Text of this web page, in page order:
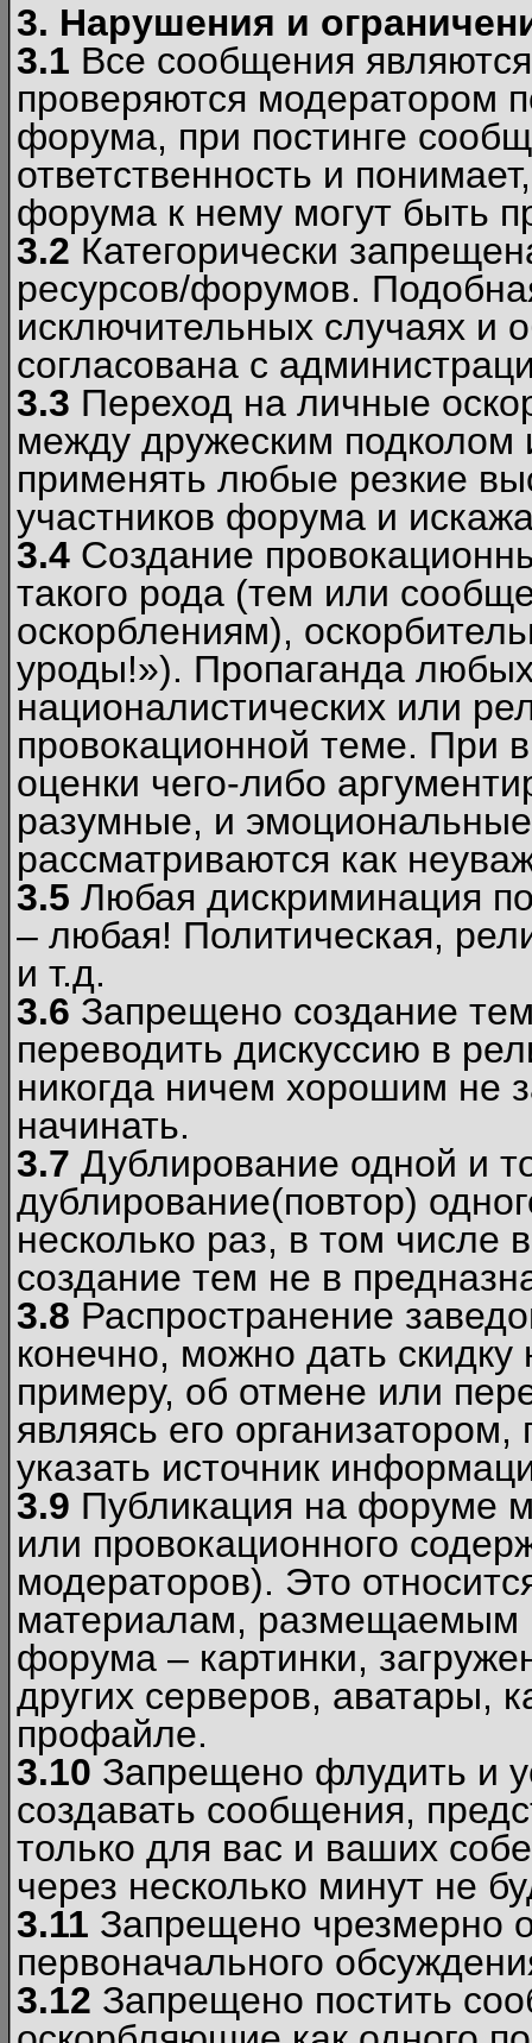
3. Нарушения и
3.1 Все сообщения
проверяются модератором
форума, при постинге
ответственность и
форума к нему могут быть
3.2 Категорически
ресурсов/форумов.
исключительных случаях и
согласована с
3.3 Переход на личные
между дружеским
применять любые резкие
участников форума и
3.4 Создание
такого рода (тем или
оскорблениям),
уроды!»). Пропаганда
националистических или
провокационной теме. При
оценки чего-либо
разумные, и
рассматриваются как
3.5 Любая дискриминация
– любая! Политическая,
и т.д.
3.6 Запрещено создание
переводить дискуссию в
никогда ничем хорошим не
начинать.
3.7 Дублирование одной и
дублирование(повтор)
несколько раз, в том числе
создание тем не в
3.8 Распространение
конечно, можно дать
примеру, об отмене или
являясь его
указать источник
3.9 Публикация на форуме
или провокационного
модераторов). Это
материалам, размещаемым
форума – картинки,
других серверов, аватары,
профайле.
3.10 Запрещено флудить и
создавать сообщения,
только для вас и ваших
через несколько минут не
3.11 Запрещено чрезмерно
первоначального
3.12 Запрещено постить